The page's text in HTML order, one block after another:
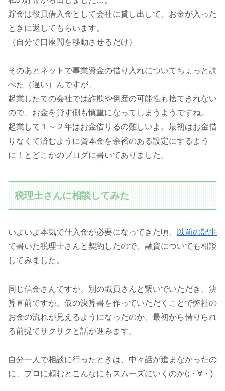
貯金は役員借入金として会社に貸し出して、お金が入った
ときに返してもらいます。
（自分で口座間を移動させるだけ）
そのあとネットで事業資金の借り入れについてちょっと調
べた（遅い）んですが、
起業したての会社では詐欺や倒産の可能性も捨てきれない
ので、お金を貸す側も慎重になってしまうようですね。
起業して１～２年はお金借りるの難しいよ。最初はお金借
りなくて済むように資本金を余裕のある設定にするよう
に！とどこかのブログに書いてありました。
税理士さんに相談してみた
いよいよ本気で仕入金が必要になってきた頃、
以前の記事
で書いた税理士さんと契約したので、融資についても相談
してみました。
同じ信金さんですが、別の職員さんと繋いでいただき、決
算直前ですが、仮の決算書を作っていただくことで弊社の
お金の流れが見えるようになったのか、最初から借りられ
る前提でサクサクと話が進みます。
自分一人で相談に行ったときは、中々話が進まなかったの
に、プロに頼むとこんなにもスムーズにいくのか(;・∀・)